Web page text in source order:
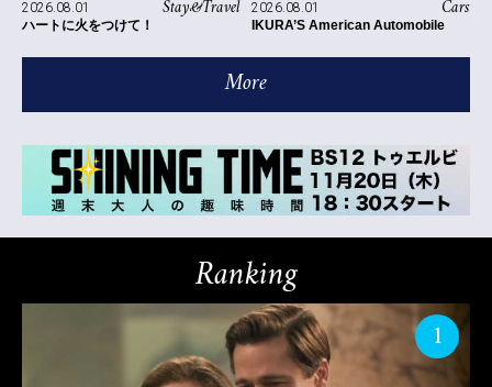
Stay&Travel
2026.08.01
ハートに火をつけて！
Cars
2026.08.01
IKURA’S American Automobile
More
Ranking
1